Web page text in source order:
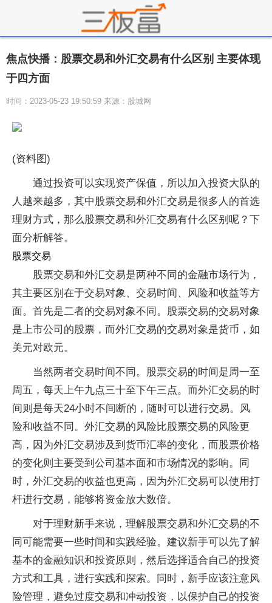
焦点快播：股票交易和外汇交易有什么区别 主要体现
于四方面
时间：2023-05-23 19:50:59 来源：股城网
(资料图)
通过投资可以实现资产保值，所以加入投资大队的
人越来越多，其中股票交易和外汇交易是很多人的首选
理财方式，那么股票交易和外汇交易有什么区别呢？下
面分析解答。
股票交易
股票交易和外汇交易是两种不同的金融市场行为，
其主要区别在于交易对象、交易时间、风险和收益等方
面。首先是二者的交易对象不同。股票交易的交易对象
是上市公司的股票，而外汇交易的交易对象是货币，如
美元对欧元。
当然两者交易时间不同。股票交易的时间是周一至
周五，每天上午九点三十至下午三点。而外汇交易的时
间则是每天24小时不间断的，随时可以进行交易。风
险和收益不同。外汇交易的风险比股票交易的风险更
高，因为外汇交易涉及到货币汇率的变化，而股票价格
的变化则主要受到公司基本面和市场情况的影响。同
时，外汇交易的收益也更高，因为外汇交易可以使用打
杆进行交易，能够将资金放大数倍。
对于理财新手来说，理解股票交易和外汇交易的不
同可能需要一些时间和实践经验。建议新手可以先了解
基本的金融知识和投资原则，然后选择适合自己的投资
方式和工具，进行实践和探索。同时，新手应该注意风
险管理，避免过度交易和冲动投资，以保护自己的投资